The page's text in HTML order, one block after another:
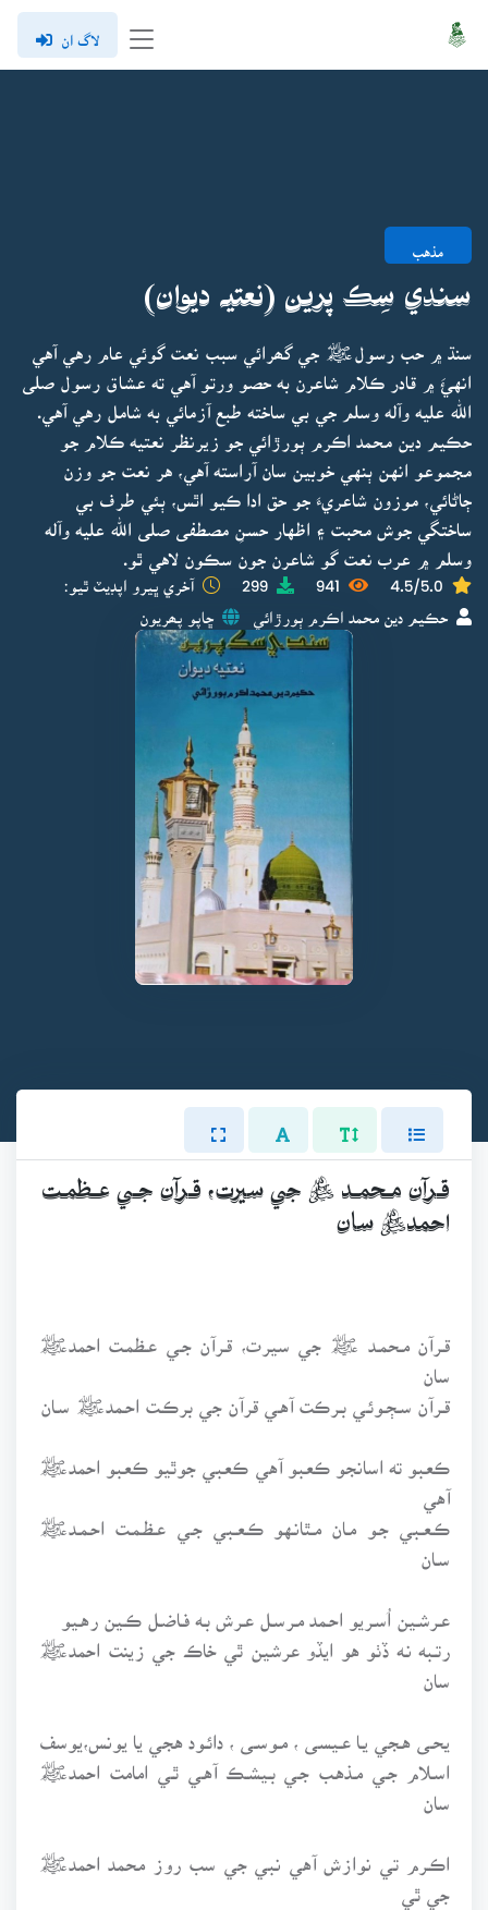
لاگ ان
مذهب
سندي سِڪ پرين (نعتيہ ديوان)
سنڌ ۾ حب رسولﷺ جي گھرائي سبب نعت گوئي عام رهي آهي
انهئَ ۾ قادر ڪلام شاعرن به حصو ورتو آهي ته عشاق رسول صلى
الله عليه وآله وسلم جي بي ساخته طبع آزمائي به شامل رهي آهي.
حڪيم دين محمد اڪرم ٻورڙائي جو زيرنظر نعتيه ڪلام جو
مجموعو انهن ٻنهي خوبين سان آراسته آهي، هر نعت جو وزن
ڄاڻائي، موزون شاعريءَ جو حق ادا ڪيو اٿس، ٻئي طرف بي
ساختگي جوش محبت ۽ اظهار حسنِ مصطفى صلى الله عليه وآله
وسلم ۾ عرب نعت گو شاعرن جون سڪون لاهي ٿو.
4.5/5.0
941
299 آخري ڀيرو اپڊيٽ ٿيو:
حڪيم دين محمد اڪرم ٻورڙائي ڇاپو پھريون
قـرآن مـحمـد ﷺ جي سيرت، قـرآن جـي عـظمـت
احمدﷺ سان
قـرآن مـحمـد ﷺ جي سيرت، قـرآن جـي عـظمـت احمدﷺ
سان
قـرآن سـڄـوئـي بـرڪت آهـي قرآن جي برڪـت احـمدﷺ سـان
ڪعبو ته اسانجو ڪعبو آهي ڪعبي جوٿيو ڪعبو احمدﷺ
آهي
ڪـعـبي جـو مـان مـٿانـهو ڪـعـبي جـي عـظـمـت احـمـدﷺ
سـان
عـرشـين اُسـريو احـمد مـرسـل عـرش بـه فـاضـل ڪـين رهـيو
رتـبه نـه ڏٺو هو ايڏو عرشين ٿي خاڪ جي زينت احمدﷺ
سان
يحـى هـجي يـا عـيسى ، مـوسـى ، دائـود هجي يا يونس،يوسف
اسـلام جـي مـذهـب جـي بـيشـڪ آهـي ٿـي امامت احمدﷺ
سان
اڪـرم تي نوازش آهي نبي جي سب روز محمد احمدﷺ
جي ٿي